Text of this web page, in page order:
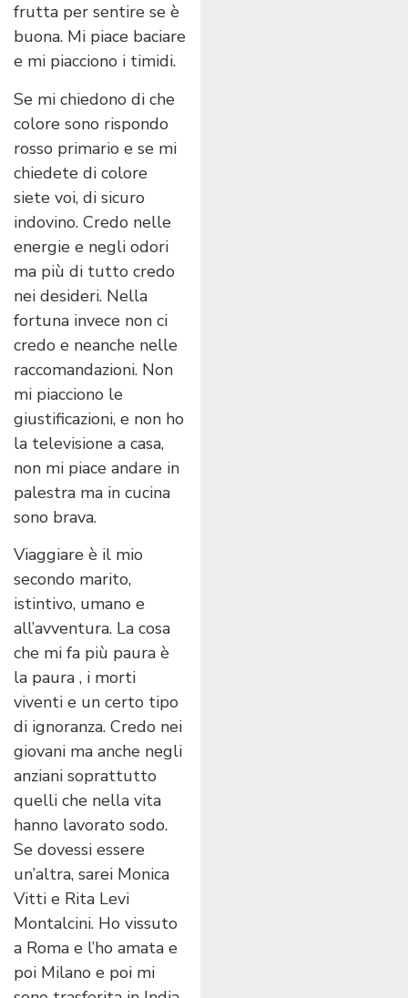
frutta per sentire se è
buona. Mi piace baciare
e mi piacciono i timidi.
Se mi chiedono di che
colore sono rispondo
rosso primario e se mi
chiedete di colore
siete voi, di sicuro
indovino. Credo nelle
energie e negli odori
ma più di tutto credo
nei desideri. Nella
fortuna invece non ci
credo e neanche nelle
raccomandazioni. Non
mi piacciono le
giustificazioni, e non ho
la televisione a casa,
non mi piace andare in
palestra ma in cucina
sono brava.
Viaggiare è il mio
secondo marito,
istintivo, umano e
all’avventura. La cosa
che mi fa più paura è
la paura , i morti
viventi e un certo tipo
di ignoranza. Credo nei
giovani ma anche negli
anziani soprattutto
quelli che nella vita
hanno lavorato sodo.
Se dovessi essere
un’altra, sarei Monica
Vitti e Rita Levi
Montalcini. Ho vissuto
a Roma e l’ho amata e
poi Milano e poi mi